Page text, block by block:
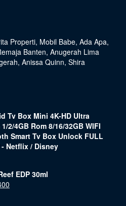
Properti, Mobil Babe, Ada Apa,
Banten, Anugerah Lima
, Anissa Quinn, Shira
Tv Box Mini 4K-HD Ultra
2/4GB Rom 8/16/32GB WIFI
Smart Tv Box Unlock FULL
- Netflix / Disney
EDP 30ml